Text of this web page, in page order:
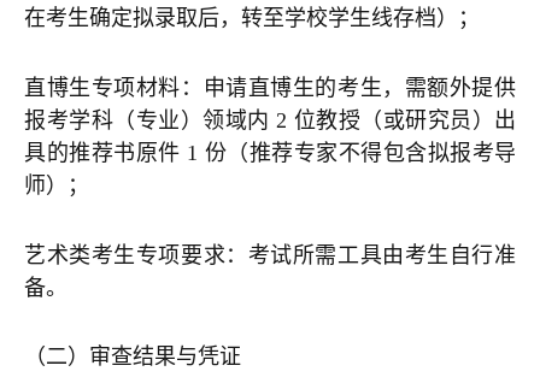
在考生确定拟录取后，转至学校学生线存档）；
直博生专项材料：申请直博生的考生，需额外提供
报考学科（专业）领域内 2 位教授（或研究员）出
具的推荐书原件 1 份（推荐专家不得包含拟报考导
师）；
艺术类考生专项要求：考试所需工具由考生自行准
备。
（二）审查结果与凭证